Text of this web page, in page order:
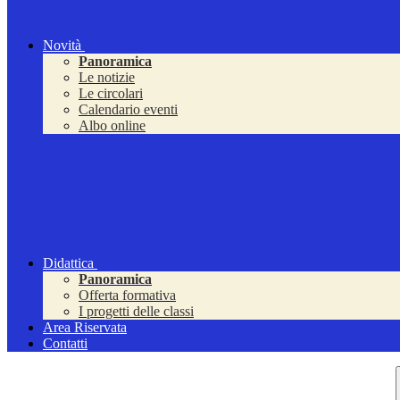
Novità
Panoramica
Le notizie
Le circolari
Calendario eventi
Albo online
Didattica
Panoramica
Offerta formativa
I progetti delle classi
Area Riservata
Contatti